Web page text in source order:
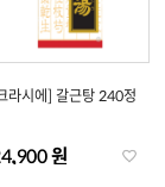
라시에] 갈근탕 240정
원